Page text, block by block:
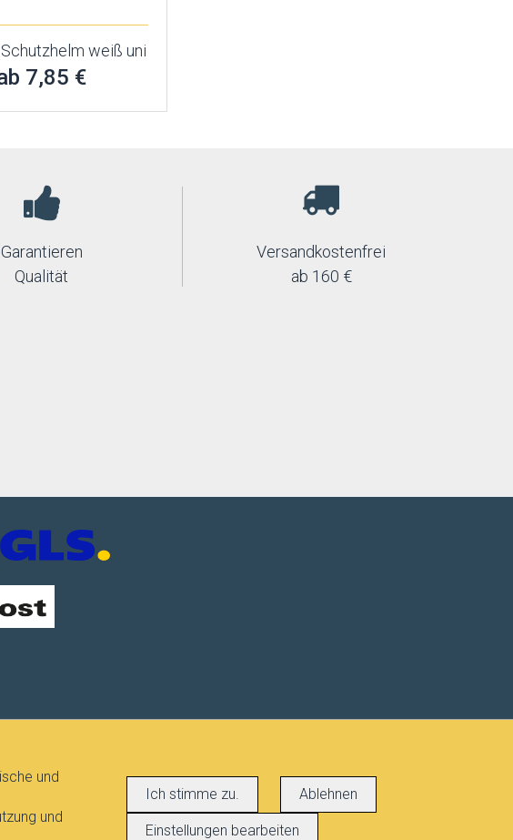
Schutzhelm weiß uni
7,85 €
Garantieren
Qualität
Versandkostenfrei
ab 160 €
und
und
Ich stimme zu. Ablehnen
Einstellungen bearbeiten